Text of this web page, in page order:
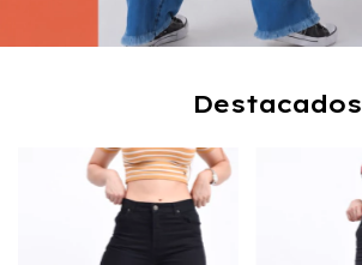
Destacados